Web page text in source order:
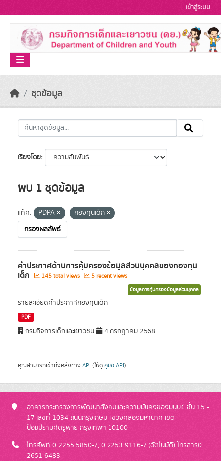
เข้าสู่ระบบ
ชุดข้อมูล
เรียงโดย
พบ 1 ชุดข้อมูล
แท็ค: PDPA
กองทุนเด็ก
กรองผลลัพธ์
คำประกาศด้านการคุ้มครองข้อมูลส่วนบุคคลของกองทุน
เด็ก 145 total views 5 recent views
ข้อมูลการคุ้มครองข้อมูลส่วนบุคคล
รายละเอียดคำประกาศกองทุนเด็ก
PDF
กรมกิจการเด็กและเยาวชน 4 กรกฎาคม 2568
คุณสามารถเข้าถึงคลังทาง API (ให้ดู คู่มือ API).
อาคารกระทรวงการพัฒนาสังคมและความมั่นคงของมนุษย์ ชั้น 15 -
17 เลขที่ 1034 ถนนกรุงเกษม แขวงคลองมหานาค เขต
ป้อมปราบศัตรูพ่าย กรุงเทพฯ 10100
โทรศัพท์ 0 2255 5850-7, 0 2253 9116-7 (อัตโนมัติ) โทรสาร0
2651 6483